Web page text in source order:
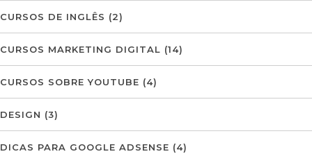
CURSOS DE INGLÊS (2)
CURSOS MARKETING DIGITAL (14)
CURSOS SOBRE YOUTUBE (4)
DESIGN (3)
DICAS PARA GOOGLE ADSENSE (4)